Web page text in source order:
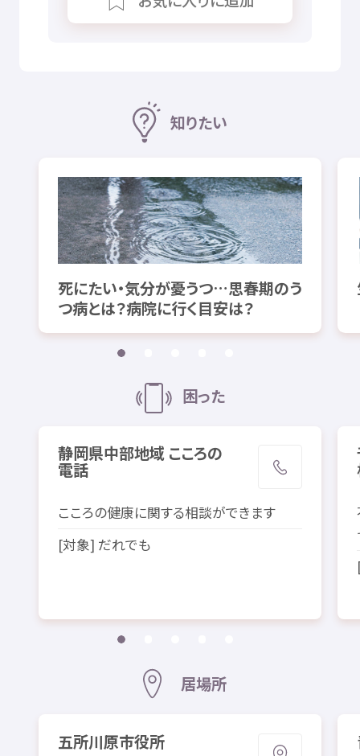
知りたい
死にたい・気分が憂うつ…思春期のう
つ病とは？病院に行く目安は？
困った
静岡県中部地域こころの
電話
こころの健康に関する相談ができます
[対象] だれでも
居場所
五所川原市役所